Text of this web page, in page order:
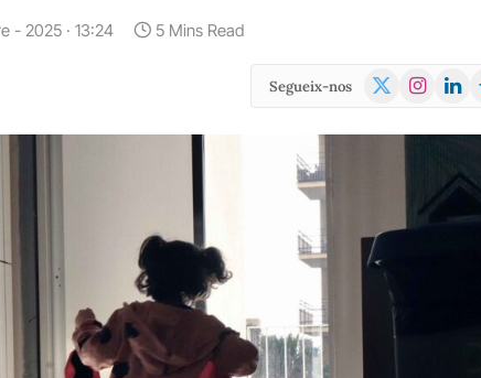
- 2025 · 13:24 5 Mins Read
Segueix-nos
X
Instagram